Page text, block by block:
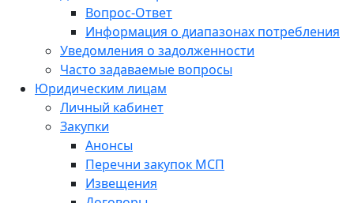
Вопрос-Ответ
Информация о диапазонах потребления
Уведомления о задолженности
Часто задаваемые вопросы
Юридическим лицам
Личный кабинет
Закупки
Анонсы
Перечни закупок МСП
Извещения